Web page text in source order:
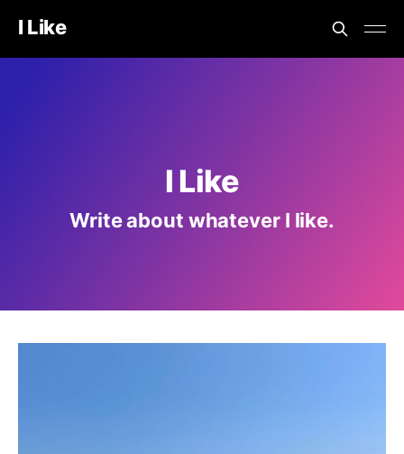
I Like
I Like
Write about whatever I like.